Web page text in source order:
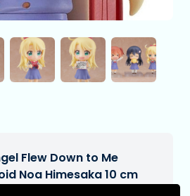
Flew Down to Me
Noa Himesaka 10 cm